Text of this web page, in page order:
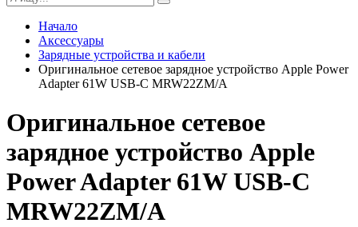
Начало
Аксессуары
Зарядные устройства и кабели
Оригинальное сетевое зарядное устройство Apple Power
Adapter 61W USB-C MRW22ZM/A
Оригинальное сетевое
зарядное устройство Apple
Power Adapter 61W USB-C
MRW22ZM/A